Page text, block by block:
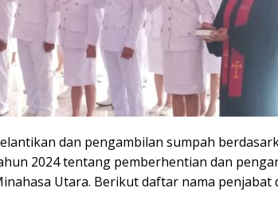
dan pengambilan sumpah
2024 tentang pemberhentian dan
Utara. Berikut daftar nama penjabat